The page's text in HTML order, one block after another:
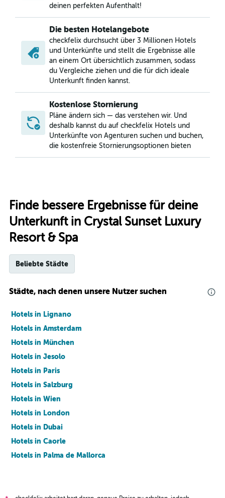
deinen perfekten Aufenthalt!
Die besten Hotelangebote
checkfelix durchsucht über 3 Millionen Hotels
und Unterkünfte und stellt die Ergebnisse alle
an einem Ort übersichtlich zusammen, sodass
du Vergleiche ziehen und die für dich ideale
Unterkunft finden kannst.
Kostenlose Stornierung
Pläne ändern sich — das verstehen wir. Und
deshalb kannst du auf checkfelix Hotels und
Unterkünfte von Agenturen suchen und buchen,
die kostenfreie Stornierungsoptionen bieten
Finde bessere Ergebnisse für deine
Unterkunft in Crystal Sunset Luxury
Resort & Spa
Beliebte Städte
Städte, nach denen unsere Nutzer suchen
Hotels in Lignano
Hotels in Amsterdam
Hotels in München
Hotels in Jesolo
Hotels in Paris
Hotels in Salzburg
Hotels in Wien
Hotels in London
Hotels in Dubai
Hotels in Caorle
Hotels in Palma de Mallorca